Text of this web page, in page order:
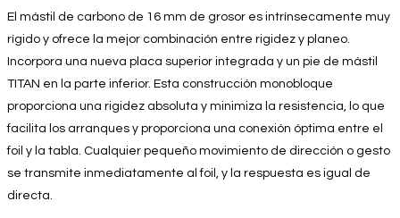
El mástil de carbono de 16 mm de grosor es intrínsecamente muy
rígido y ofrece la mejor combinación entre rigidez y planeo.
Incorpora una nueva placa superior integrada y un pie de mástil
TITAN en la parte inferior. Esta construcción monobloque
proporciona una rigidez absoluta y minimiza la resistencia, lo que
facilita los arranques y proporciona una conexión óptima entre el
foil y la tabla. Cualquier pequeño movimiento de dirección o gesto
se transmite inmediatamente al foil, y la respuesta es igual de
directa.